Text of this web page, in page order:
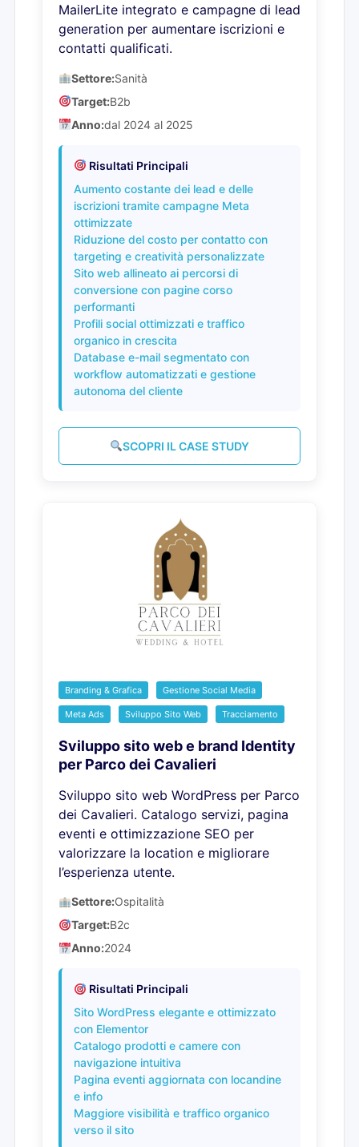
MailerLite integrato e campagne di lead
generation per aumentare iscrizioni e
contatti qualificati.
Settore:Sanità
Target:B2b
Anno:dal 2024 al 2025
Risultati Principali
Aumento costante dei lead e delle
iscrizioni tramite campagne Meta
ottimizzate
Riduzione del costo per contatto con
targeting e creatività personalizzate
Sito web allineato ai percorsi di
conversione con pagine corso
performanti
Profili social ottimizzati e traffico
organico in crescita
Database e-mail segmentato con
workflow automatizzati e gestione
autonoma del cliente
SCOPRI IL CASE STUDY
Branding & Grafica Gestione Social Media
Meta Ads Sviluppo Sito Web Tracciamento
Sviluppo sito web e brand Identity
per Parco dei Cavalieri
Sviluppo sito web WordPress per Parco
dei Cavalieri. Catalogo servizi, pagina
eventi e ottimizzazione SEO per
valorizzare la location e migliorare
l’esperienza utente.
Settore:Ospitalità
Target:B2c
Anno:2024
Risultati Principali
Sito WordPress elegante e ottimizzato
con Elementor
Catalogo prodotti e camere con
navigazione intuitiva
Pagina eventi aggiornata con locandine
e info
Maggiore visibilità e traffico organico
verso il sito